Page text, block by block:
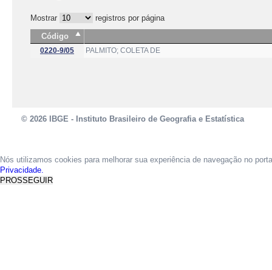
Mostrar
registros por página
Código
0220-9/05 PALMITO; COLETA DE
© 2026 IBGE - Instituto Brasileiro de Geografia e Estatística
Nós utilizamos cookies para melhorar sua experiência de navegação no
Privacidade.
PROSSEGUIR